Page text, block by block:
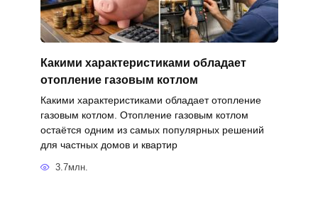
Какими характеристиками обладает
отопление газовым котлом
Какими характеристиками обладает отопление
газовым котлом. Отопление газовым котлом
остаётся одним из самых популярных решений
для частных домов и квартир
3.7млн.